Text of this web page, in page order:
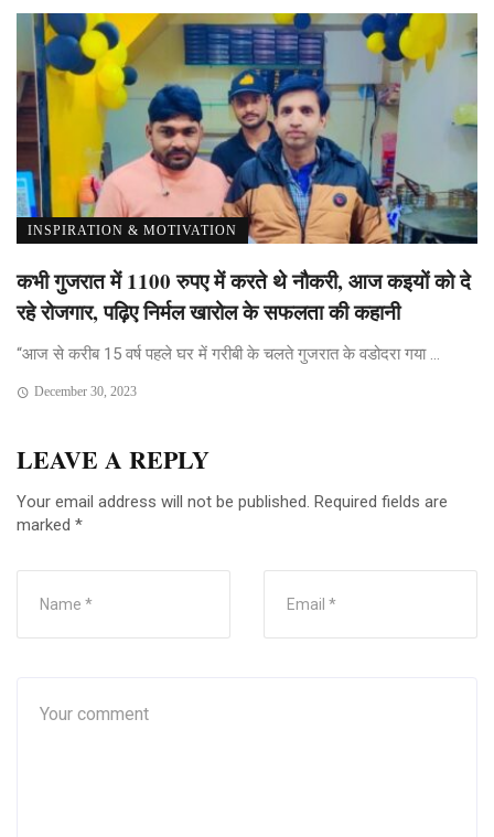
INSPIRATION & MOTIVATION
कभी गुजरात में 1100 रुपए में करते थे नौकरी, आज कइयों को दे
रहे रोजगार, पढ़िए निर्मल खारोल के सफलता की कहानी
“आज से करीब 15 वर्ष पहले घर में गरीबी के चलते गुजरात के वडोदरा गया ...
December 30, 2023
LEAVE A REPLY
Your email address will not be published. Required fields are
marked *